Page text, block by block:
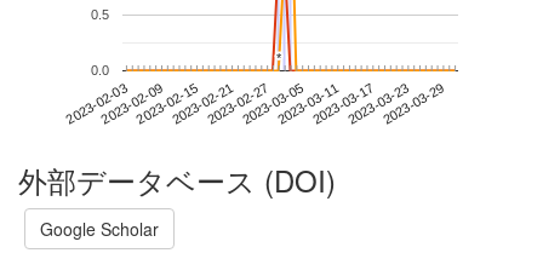
2023-02-032023-02-092023-02-152023-02-212023-02-272023-03-052023-03-112023-03-172023-03-232023-03-29
0.0
0.5
**
外部データベース (DOI)
Google Scholar